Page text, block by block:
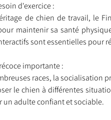
d'exercice :
de chien de travail, le
maintenir sa santé
sont essentielles pour
importante :
races, la socialisation
le chien à différentes
un adulte confiant et sociable.